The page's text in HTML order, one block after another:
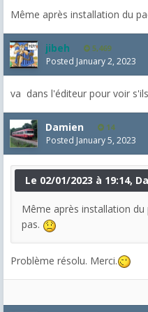
Même après installation du
jibeh 5,469
Posted January 2, 2023
va dans l'éditeur pour voir
Damien 14
Posted January 5, 2023
Le 02/01/2023 à 19:14,
Même après installation
pas.
Problème résolu. Merci.